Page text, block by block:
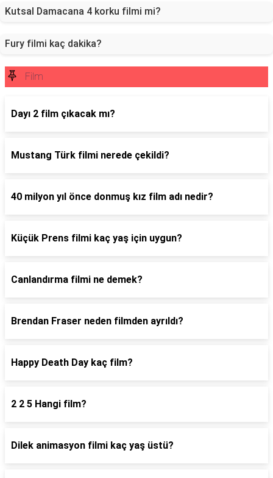
Kutsal Damacana 4 korku filmi mi?
Fury filmi kaç dakika?
Film
Dayı 2 film çıkacak mı?
Mustang Türk filmi nerede çekildi?
40 milyon yıl önce donmuş kız film adı nedir?
Küçük Prens filmi kaç yaş için uygun?
Canlandırma filmi ne demek?
Brendan Fraser neden filmden ayrıldı?
Happy Death Day kaç film?
2 2 5 Hangi film?
Dilek animasyon filmi kaç yaş üstü?